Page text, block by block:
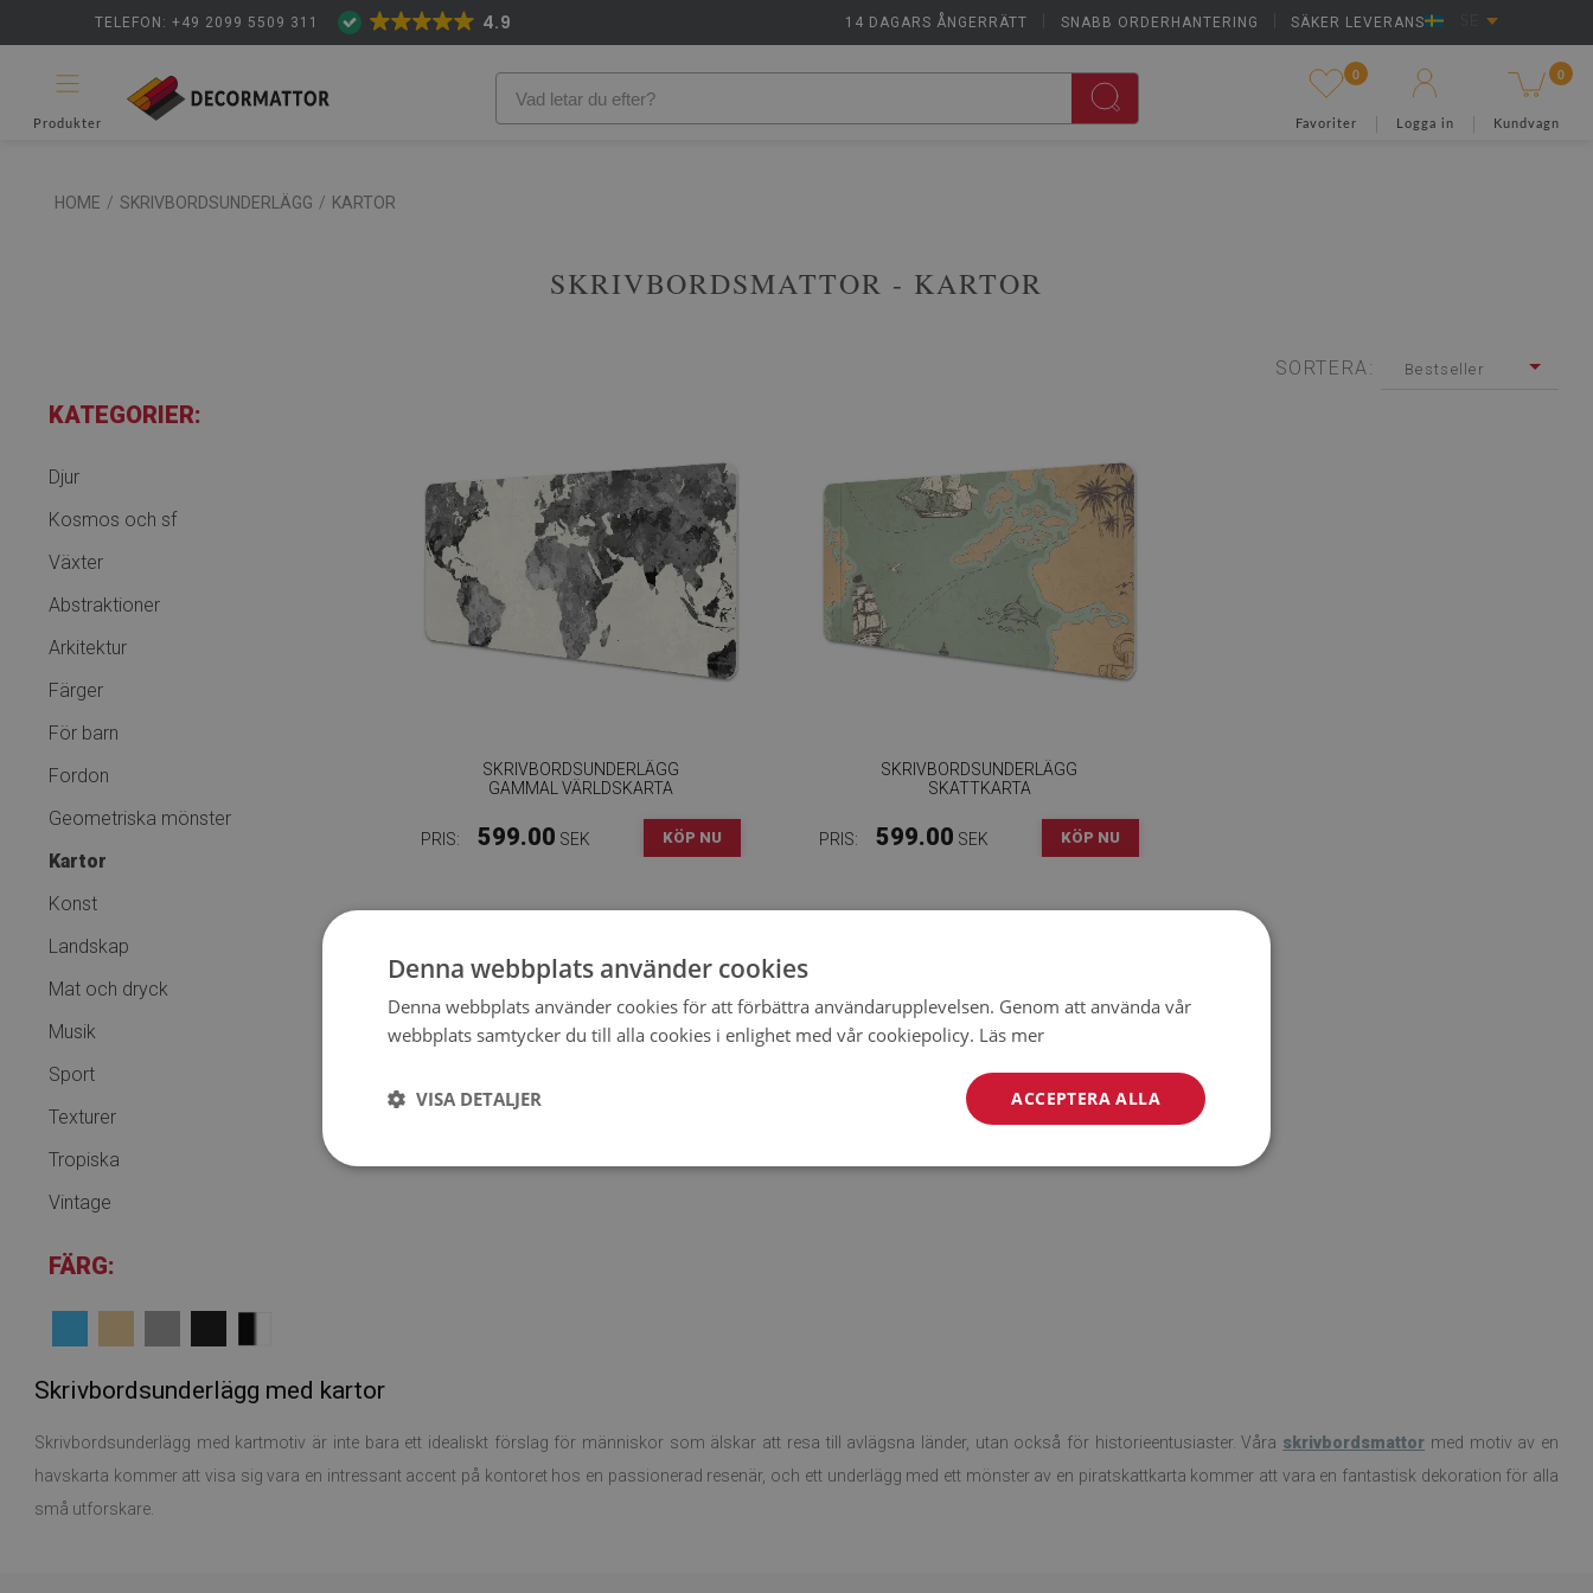
TELEFON: +49 2099 5509 311 14 DAGARS ÅNGERRÄTT SNABB ORDERHANTERING SÄKER LEVERANS
4.9
Produkter
0
Favoriter Logga in
0
Kundvagn
HOME / SKRIVBORDSUNDERLÄGG / KARTOR
SKRIVBORDSMATTOR - KARTOR
SORTERA: Bestseller
KATEGORIER:
Djur
Kosmos och sf
Växter
Abstraktioner
Arkitektur
Färger
För barn
Fordon
Geometriska mönster
Kartor
Konst
Landskap
Mat och dryck
Musik
Sport
Texturer
Tropiska
Vintage
FÄRG:
SKRIVBORDSUNDERLÄGG
GAMMAL VÄRLDSKARTA
PRIS: 599.00 SEK KÖP NU
SKRIVBORDSUNDERLÄGG
SKATTKARTA
PRIS: 599.00 SEK KÖP NU
Skrivbordsunderlägg med kartor
Skrivbordsunderlägg med kartmotiv är inte bara ett idealiskt förslag för människor som älskar att resa till avlägsna länder, utan också för historieentusiaster. Våra skrivbordsmattor med motiv av en
havskarta kommer att visa sig vara en intressant accent på kontoret hos en passionerad resenär, och ett underlägg med ett mönster av en piratskattkarta kommer att vara en fantastisk dekoration för alla
små utforskare.
Denna webbplats använder cookies
Denna webbplats använder cookies för att förbättra användarupplevelsen. Genom att använda vår
webbplats samtycker du till alla cookies i enlighet med vår cookiepolicy. Läs mer
ACCEPTERA ALLA
VISA DETALJER